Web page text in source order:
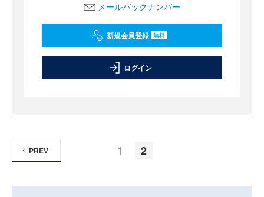
メールバックナンバー
新規会員登録 無料
ログイン
1 2
PREV